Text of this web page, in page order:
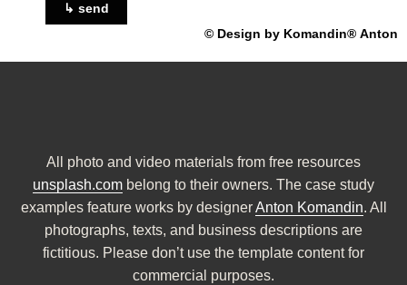
↳ send
© Design by Komandin® Anton
All photo and video materials from free resources
unsplash.com belong to their owners. The case study
examples feature works by designerAnton Komandin. All
photographs, texts, and business descriptions are
fictitious. Please don’t use the template content for
commercial purposes.